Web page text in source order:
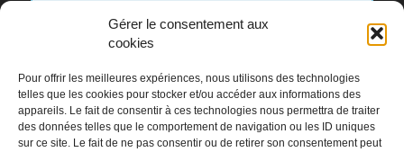
Gérer le consentement aux
cookies
Pour offrir les meilleures expériences, nous utilisons des technologies
telles que les cookies pour stocker et/ou accéder aux informations des
appareils. Le fait de consentir à ces technologies nous permettra de traiter
des données telles que le comportement de navigation ou les ID uniques
sur ce site. Le fait de ne pas consentir ou de retirer son consentement peut
soutien permet de continuer à développer de nouvelles
Soutenir LaZwalla
Merci de tout cœur 💛